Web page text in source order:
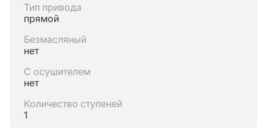
Тип привода
прямой
Безмасляный
нет
С осушителем
нет
Количество ступеней
1